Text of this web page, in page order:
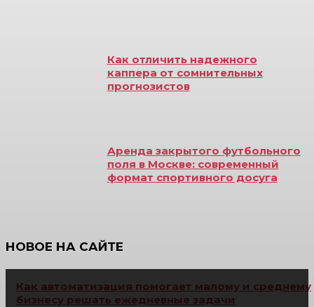
Как отличить надежного
каппера от сомнительных
прогнозистов
Аренда закрытого футбольного
поля в Москве: современный
формат спортивного досуга
НОВОЕ НА САЙТЕ
Как автоматизация помогает малому и среднему
бизнесу решать ежедневные задачи